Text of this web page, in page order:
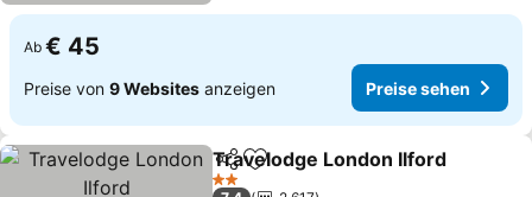
Ab € 45
Preise von 9 Websites anzeigen Preise sehen
TeilenZu Favoriten hinzufügen
Travelodge London Ilford
2 Sterne